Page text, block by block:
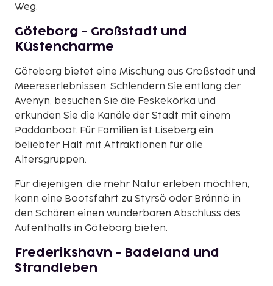
Weg.
Göteborg - Großstadt und
Küstencharme
Göteborg bietet eine Mischung aus Großstadt und
Meereserlebnissen. Schlendern Sie entlang der
Avenyn, besuchen Sie die Feskekörka und
erkunden Sie die Kanäle der Stadt mit einem
Paddanboot. Für Familien ist Liseberg ein
beliebter Halt mit Attraktionen für alle
Altersgruppen.
Für diejenigen, die mehr Natur erleben möchten,
kann eine Bootsfahrt zu Styrsö oder Brännö in
den Schären einen wunderbaren Abschluss des
Aufenthalts in Göteborg bieten.
Frederikshavn - Badeland und
Strandleben